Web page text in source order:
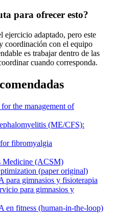
para ofrecer esto?
ejercicio adaptado, pero este
coordinación con el equipo
es trabajar dentro de las
cuando corresponda.
the management of
(ME/CFS):
fibromyalgia
Medicine (ACSM)
(paper original)
para gimnasios y fisioterapia
para gimnasios y
en fitness (human-in-the-loop)